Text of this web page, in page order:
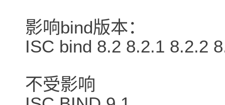
影响bind版本：
ISC bind 8.2 8.2.1 8.2.2
不受影响